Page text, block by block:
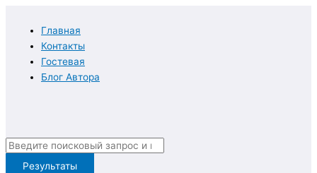
содержимому
Главная
Контакты
Гостевая
Блог Автора
Search
Результаты